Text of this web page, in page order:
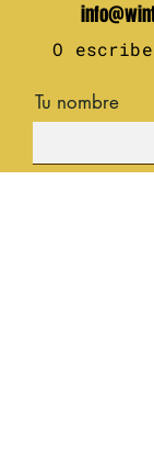
O
Tu nombre